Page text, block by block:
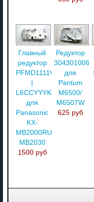
Главный
редуктор
PFMD1111W
|
L6CCYYYK0006
для
Panasonic
KX-
MB2000RU/
MB2030
1500 руб
Редуктор
3043010060
для
Pantum
M6500/
M6507W
625 руб